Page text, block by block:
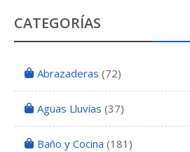
CATEGORÍAS
Abrazaderas (72)
Aguas Lluvias (37)
Baño y Cocina (181)